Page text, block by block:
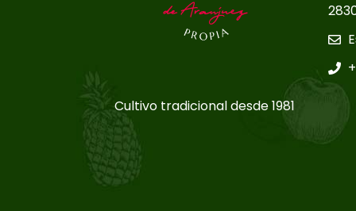
Cultivo tradicional desde 1981